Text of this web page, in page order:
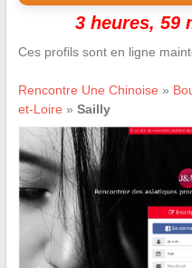
3 heures, 59
Ces profils sont en ligne
Rencontre Une Chinoise »
et-Loire » Sailly